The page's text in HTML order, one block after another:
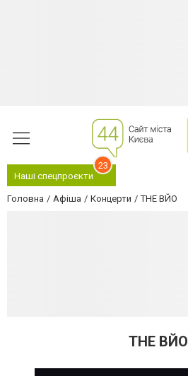
Наші спецпроєкти
23
Головна Афіша Концерти THE ВЙО
THE ВЙО